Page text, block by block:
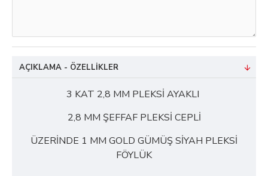
AÇIKLAMA - ÖZELLIKLER
3 KAT 2,8 MM PLEKSİ AYAKLI
2,8 MM ŞEFFAF PLEKSİ CEPLİ
ÜZERİNDE 1 MM GOLD GÜMÜŞ SİYAH PLEKSİ
FÖYLÜK